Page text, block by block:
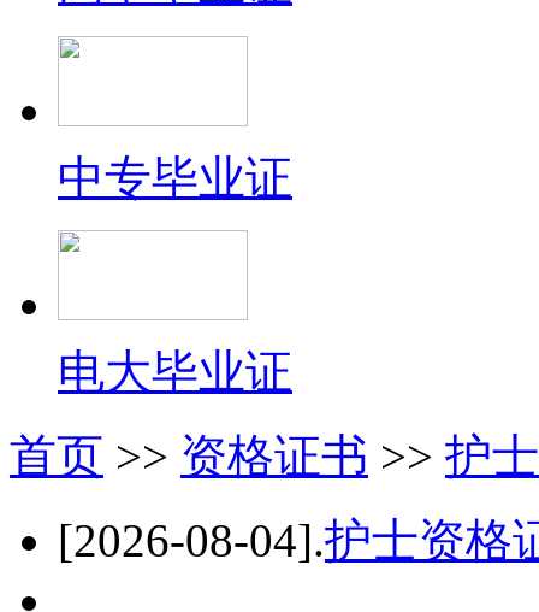
中专毕业证
电大毕业证
首页 >> 资格证书 >> 护士
[2026-08-04].护士资格